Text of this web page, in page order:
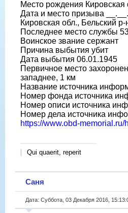
Место рождения Кировская
Дата и место призыва
Кировская обл., Бельский р-
Последнее место службы
Воинское звание сержант
Причина выбытия убит
Дата выбытия 06.01.1945
Первичное место
западнее, 1 км
Название источника
Номер фонда источника
Номер описи источника
Номер дела источника
https://www.obd-
Qui quaerit, reperit
Саня
Дата: Суббота, 03 Декабря 2016,